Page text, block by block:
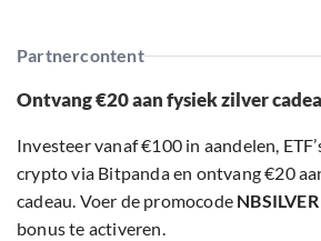
Partnercontent
Ontvang €20 aan fysiek zilver
Investeer vanaf €100 in aandelen,
crypto via Bitpanda en ontvang €20
cadeau. Voer de promocode NBSILVER
bonus te activeren.